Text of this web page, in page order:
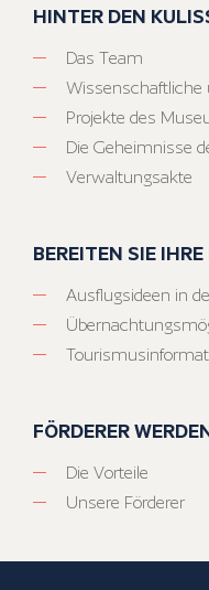
HINTER DEN
Das Team
Wissenschaftliche
Projekte des
Die Geheimnisse
Verwaltungsakte
BEREITEN SIE IHRE
Ausflugsideen in
FÖRDERER
Die Vorteile
Unsere Förderer